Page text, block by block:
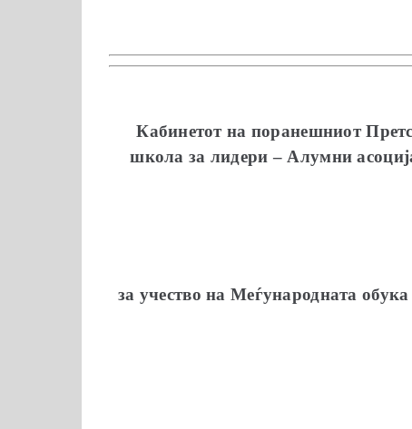
Кабинетот на поранешниот
школа за лидери – Алумни
за учество на Меѓународната